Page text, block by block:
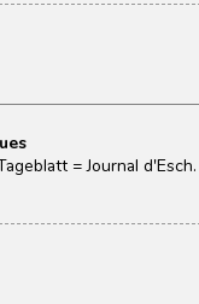
= Journal